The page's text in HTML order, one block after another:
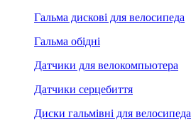
Гальма дискові для велосипеда
Гальма обідні
Датчики для велокомпьютера
Датчики серцебиття
Диски гальмівні для велосипеда